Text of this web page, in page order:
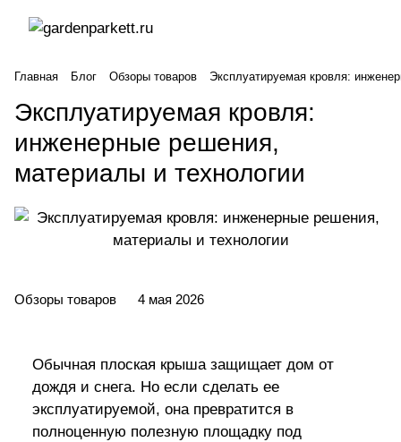
Главная Блог Обзоры товаров Эксплуатируемая кровля:
Эксплуатируемая кровля:
инженерные решения,
материалы и технологии
Обзоры товаров 4 мая 2026
Обычная плоская крыша защищает дом от
дождя и снега. Но если сделать ее
эксплуатируемой, она превратится в
полноценную полезную площадку под